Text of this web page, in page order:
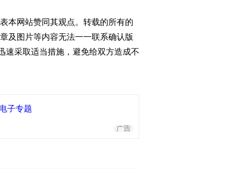
本网站赞同其观点。转载的所有的
及图片等内容无法一一联系确认版
速采取适当措施，避免给双方造成不
子专题